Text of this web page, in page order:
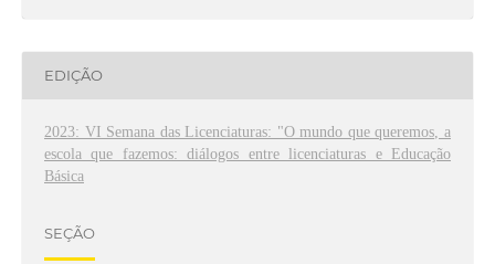
EDIÇÃO
2023: VI Semana das Licenciaturas: "O mundo que queremos, a
escola que fazemos: diálogos entre licenciaturas e Educação
Básica
SEÇÃO